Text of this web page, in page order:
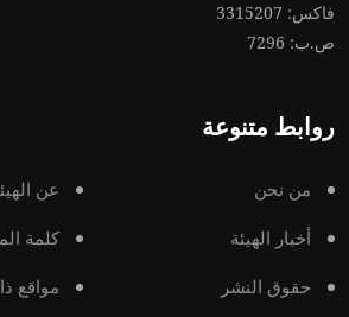
فاكس: 3315207
ص.ب: 7296
روابط متنوعة
من نحن عن
أخبار الهيئة كلمة
حقوق النشر مواقع